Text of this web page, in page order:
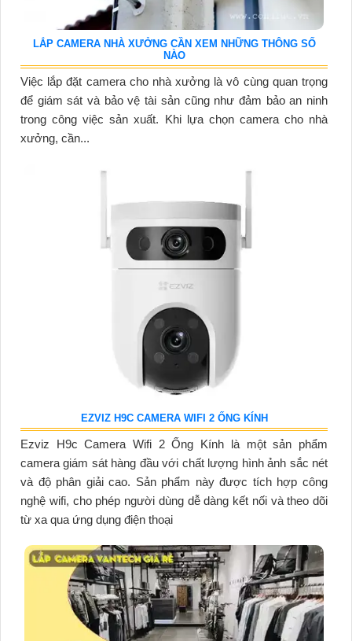
LẮP CAMERA NHÀ XƯỞNG CẦN XEM NHỮNG THÔNG SỐ
NÀO
Việc lắp đặt camera cho nhà xưởng là vô cùng quan trọng
để giám sát và bảo vệ tài sản cũng như đảm bảo an ninh
trong công việc sản xuất. Khi lựa chọn camera cho nhà
xưởng, cần...
EZVIZ H9C CAMERA WIFI 2 ỐNG KÍNH
Ezviz H9c Camera Wifi 2 Ống Kính là một sản phẩm
camera giám sát hàng đầu với chất lượng hình ảnh sắc nét
và độ phân giải cao. Sản phẩm này được tích hợp công
nghệ wifi, cho phép người dùng dễ dàng kết nối và theo dõi
từ xa qua ứng dụng điện thoại